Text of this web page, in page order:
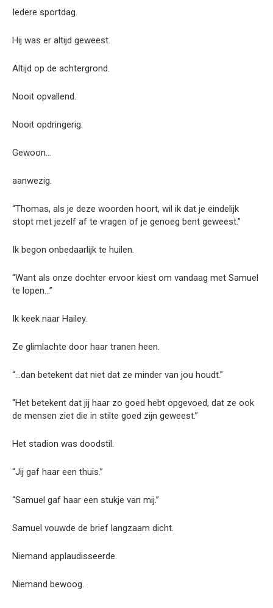
Iedere sportdag.
Hij was er altijd geweest.
Altijd op de achtergrond.
Nooit opvallend.
Nooit opdringerig.
Gewoon…
aanwezig.
“Thomas, als je deze woorden hoort, wil ik dat je eindelijk
stopt met jezelf af te vragen of je genoeg bent geweest.”
Ik begon onbedaarlijk te huilen.
“Want als onze dochter ervoor kiest om vandaag met Samuel
te lopen…”
Ik keek naar Hailey.
Ze glimlachte door haar tranen heen.
“…dan betekent dat niet dat ze minder van jou houdt.”
“Het betekent dat jij haar zo goed hebt opgevoed, dat ze ook
de mensen ziet die in stilte goed zijn geweest.”
Het stadion was doodstil.
“Jij gaf haar een thuis.”
“Samuel gaf haar een stukje van mij.”
Samuel vouwde de brief langzaam dicht.
Niemand applaudisseerde.
Niemand bewoog.